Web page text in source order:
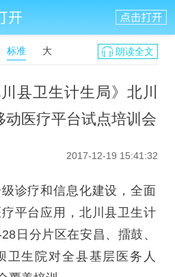
标准 大 朗读全文
县卫生计生局》北川
动医疗平台试点培训会
2017-12-19 15:41:32
诊疗和信息化建设，全面
平台应用，北川县卫生计
日分片区在安昌、擂鼓、
卫生院对全县基层医务人